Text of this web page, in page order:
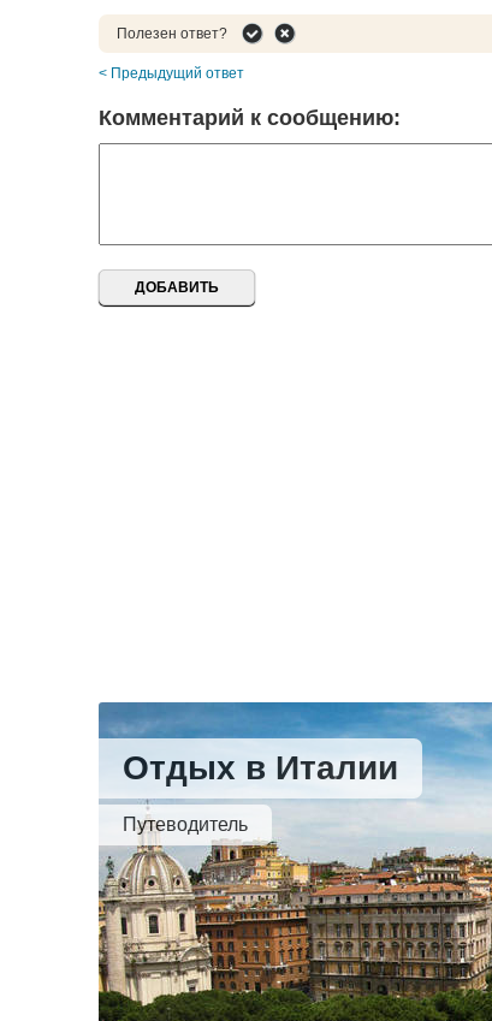
Полезен ответ?
< Предыдущий ответ
Комментарий к сообщению:
Отдых в Италии
Путеводитель